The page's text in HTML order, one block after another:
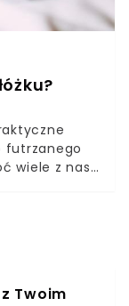
futrzanego
wiele z nas
temat ma
Twoim